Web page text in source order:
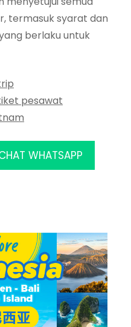
termasuk syarat dan
berlaku untuk
pesawat
WHATSAPP